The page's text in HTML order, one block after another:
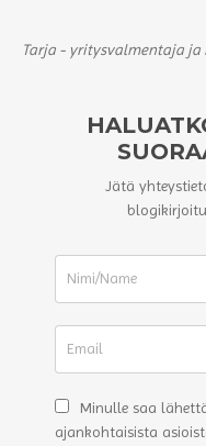
Tarja - yritysvalmentaja ja
Jätä
Minulle saa
ajankohtaisista